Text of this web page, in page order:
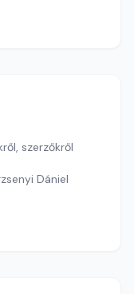
szerzőkről
Dániel